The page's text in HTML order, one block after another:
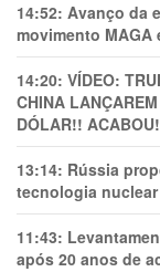
14:52: Avanço da
movimento MAGA
14:20: VÍDEO:
CHINA
DÓLAR!!
13:14: Rússia
tecnologia
11:43:
após 20 anos de